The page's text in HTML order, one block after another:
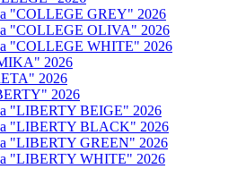
"COLLEGE GREY" 2026
"COLLEGE OLIVA" 2026
"COLLEGE WHITE" 2026
2026
2026
2026
"LIBERTY BEIGE" 2026
"LIBERTY BLACK" 2026
"LIBERTY GREEN" 2026
"LIBERTY WHITE" 2026